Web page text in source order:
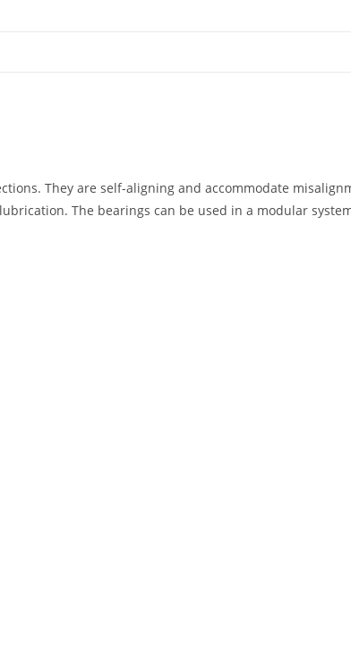
They are self-aligning and accommodate
The bearings can be used in a modular